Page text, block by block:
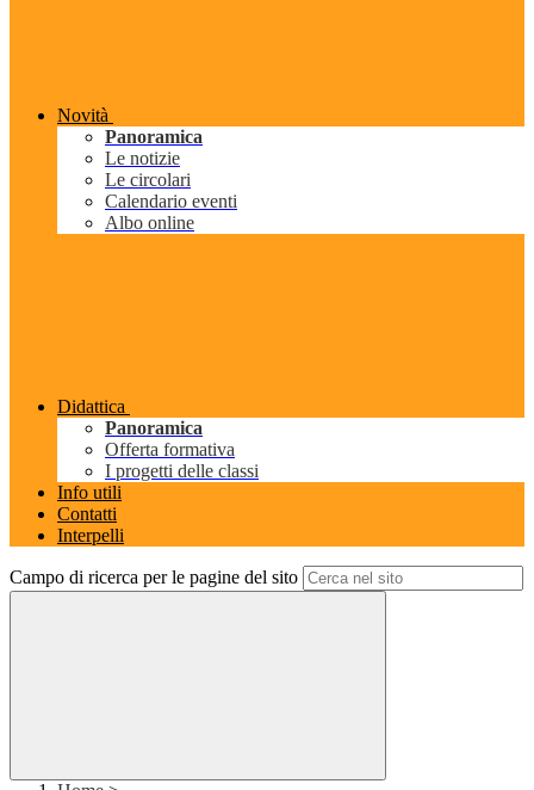
Novità
Panoramica
Le notizie
Le circolari
Calendario eventi
Albo online
Didattica
Panoramica
Offerta formativa
I progetti delle classi
Info utili
Contatti
Interpelli
Campo di ricerca per le pagine del sito